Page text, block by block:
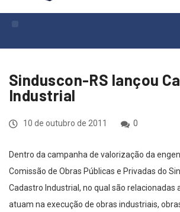
Sinduscon-RS lançou
Industrial
10 de outubro de 2011 0
Dentro da campanha de valorização da
Comissão de Obras Públicas e Privadas do
Cadastro Industrial, no qual são relacionadas
atuam na execução de obras industriais,